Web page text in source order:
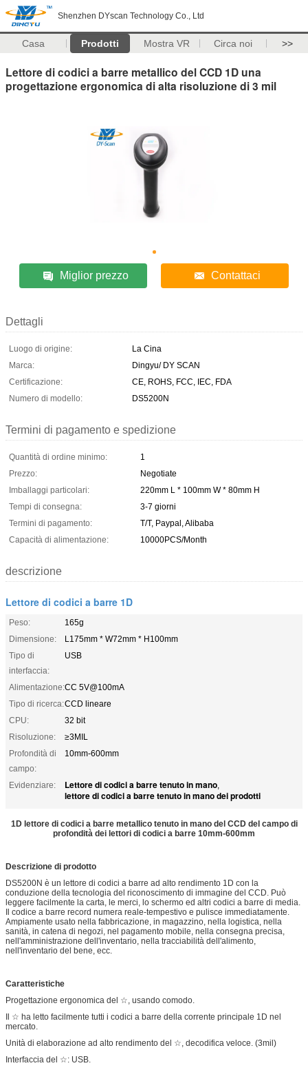
Shenzhen DYscan Technology Co., Ltd
Casa Prodotti Mostra VR Circa noi >>
Lettore di codici a barre metallico del CCD 1D una
progettazione ergonomica di alta risoluzione di 3 mil
Miglior prezzo Contattaci
Dettagli
Luogo di origine:
La Cina
Marca:
Dingyu/ DY SCAN
Certificazione:
CE, ROHS, FCC, IEC, FDA
Numero di modello:
DS5200N
Termini di pagamento e spedizione
Quantità di ordine minimo:
1
Prezzo:
Negotiate
Imballaggi particolari:
220mm L * 100mm W * 80mm H
Tempi di consegna:
3-7 giorni
Termini di pagamento:
T/T, Paypal, Alibaba
Capacità di alimentazione:
10000PCS/Month
descrizione
Lettore di codici a barre 1D
Peso:
165g
Dimensione:
L175mm * W72mm * H100mm
Tipo di
interfaccia:
USB
Alimentazione:CC 5V@100mA
Tipo di ricerca:CCD lineare
CPU:
32 bit
Risoluzione:
≥3MIL
Profondità di
campo:
10mm-600mm
Evidenziare: Lettore di codici a barre tenuto in mano,
lettore di codici a barre tenuto in mano dei prodotti
1D lettore di codici a barre metallico tenuto in mano del CCD del campo di
profondità dei lettori di codici a barre 10mm-600mm
Descrizione di prodotto
DS5200N è un lettore di codici a barre ad alto rendimento 1D con la
conduzione della tecnologia del riconoscimento di immagine del CCD. Può
leggere facilmente la carta, le merci, lo schermo ed altri codici a barre di media.
Il codice a barre record numera reale-tempestivo e pulisce immediatamente.
Ampiamente usato nella fabbricazione, in magazzino, nella logistica, nella
sanità, in catena di negozi, nel pagamento mobile, nella consegna precisa,
nell'amministrazione dell'inventario, nella tracciabilità dell'alimento,
nell'inventario del bene, ecc.
Caratteristiche
Progettazione ergonomica del ☆, usando comodo.
Il ☆ ha letto facilmente tutti i codici a barre della corrente principale 1D nel
mercato.
Unità di elaborazione ad alto rendimento del ☆, decodifica veloce. (3mil)
Interfaccia del ☆: USB.